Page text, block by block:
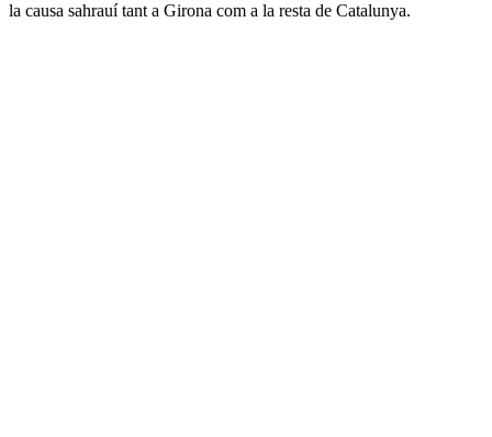
la causa sahrauí tant a Girona com a la resta de Catalunya.